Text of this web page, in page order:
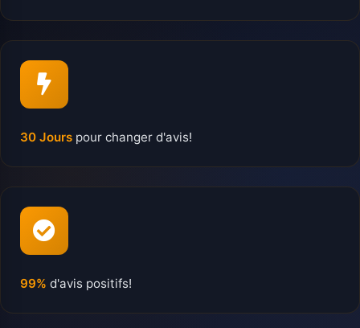
30 Jours pour changer d'avis!
99% d'avis positifs!